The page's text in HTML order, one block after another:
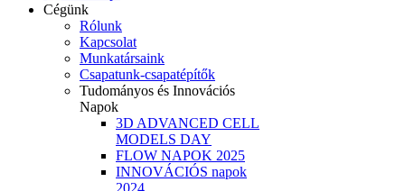
Cégünk
Rólunk
Kapcsolat
Munkatársaink
Csapatunk-csapatépítők
Tudományos és Innovációs
Napok
3D ADVANCED CELL
MODELS DAY
FLOW NAPOK 2025
INNOVÁCIÓS napok
2024